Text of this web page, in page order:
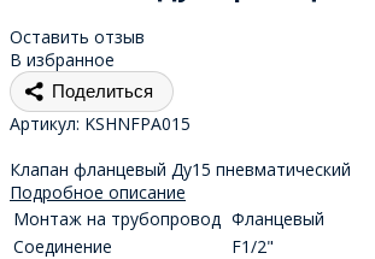
Оставить отзыв
В избранное
Поделиться
Артикул: KSHNFPA015
Клапан фланцевый Ду15 пневматический
Подробное описание
Монтаж на трубопровод Фланцевый
Соединение
F1/2"